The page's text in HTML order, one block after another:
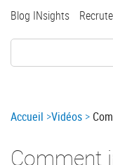
Top
Blog INsights
Breadcrumb
Accueil Vidéos
Comment